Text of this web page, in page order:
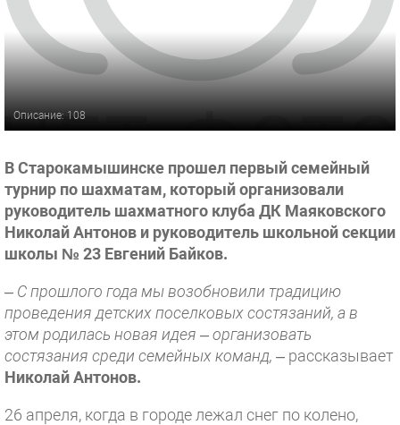
Описание: 108
В Старокамышинске прошел первый семейный
турнир по шахматам, который организовали
руководитель шахматного клуба ДК Маяковского
Николай Антонов и руководитель школьной секции
школы № 23 Евгений Байков.
– С прошлого года мы возобновили традицию
проведения детских поселковых состязаний, а в
этом родилась новая идея – организовать
состязания среди семейных команд, – рассказывает
Николай Антонов.
26 апреля, когда в городе лежал снег по колено,